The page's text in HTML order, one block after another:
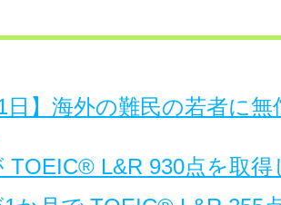
日】海外の難民の若者に
TOEIC® L&R 930点を取得